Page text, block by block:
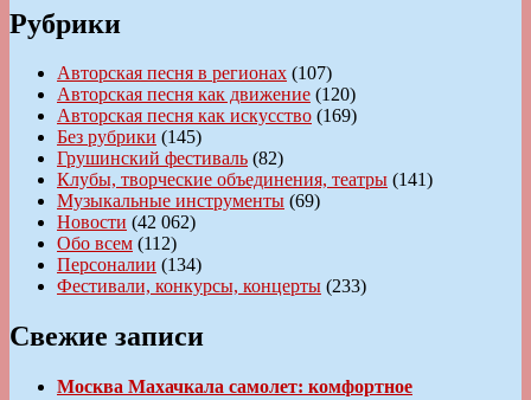
Рубрики
Авторская песня в регионах (107)
Авторская песня как движение (120)
Авторская песня как искусство (169)
Без рубрики (145)
Грушинский фестиваль (82)
Клубы, творческие объединения, театры (141)
Музыкальные инструменты (69)
Новости (42 062)
Обо всем (112)
Персоналии (134)
Фестивали, конкурсы, концерты (233)
Свежие записи
Москва Махачкала самолет: комфортное